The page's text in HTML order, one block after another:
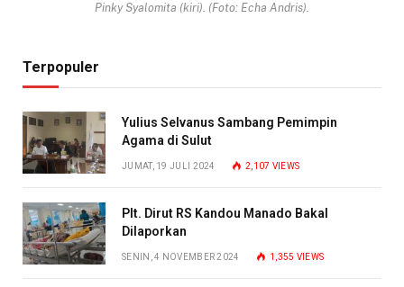
Pinky Syalomita (kiri). (Foto: Echa Andris).
Terpopuler
Yulius Selvanus Sambang Pemimpin
Agama di Sulut
JUMAT, 19 JULI 2024 2,107 VIEWS
Plt. Dirut RS Kandou Manado Bakal
Dilaporkan
SENIN, 4 NOVEMBER 2024 1,355 VIEWS